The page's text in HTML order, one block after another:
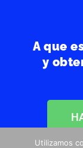
A que
y
Utilizamos